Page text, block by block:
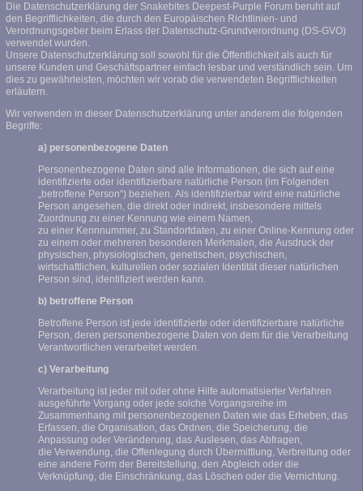
Die Datenschutzerklärung der Snakebites Deepest-Purple Forum beruht auf
den Begrifflichkeiten, die durch den Europäischen Richtlinien- und
Verordnungsgeber beim Erlass der Datenschutz-Grundverordnung (DS-GVO)
verwendet wurden.
Unsere Datenschutzerklärung soll sowohl für die Öffentlichkeit als auch für
unsere Kunden und Geschäftspartner einfach lesbar und verständlich sein. Um
dies zu gewährleisten, möchten wir vorab die verwendeten Begrifflichkeiten
erläutern.
Wir verwenden in dieser Datenschutzerklärung unter anderem die folgenden
Begriffe:
a) personenbezogene Daten
Personenbezogene Daten sind alle Informationen, die sich auf eine
identifizierte oder identifizierbare natürliche Person (im Folgenden
„betroffene Person“) beziehen. Als identifizierbar wird eine natürliche
Person angesehen, die direkt oder indirekt, insbesondere mittels
Zuordnung zu einer Kennung wie einem Namen,
zu einer Kennnummer, zu Standortdaten, zu einer Online-Kennung oder
zu einem oder mehreren besonderen Merkmalen, die Ausdruck der
physischen, physiologischen, genetischen, psychischen,
wirtschaftlichen, kulturellen oder sozialen Identität dieser natürlichen
Person sind, identifiziert werden kann.
b) betroffene Person
Betroffene Person ist jede identifizierte oder identifizierbare natürliche
Person, deren personenbezogene Daten von dem für die Verarbeitung
Verantwortlichen verarbeitet werden.
c) Verarbeitung
Verarbeitung ist jeder mit oder ohne Hilfe automatisierter Verfahren
ausgeführte Vorgang oder jede solche Vorgangsreihe im
Zusammenhang mit personenbezogenen Daten wie das Erheben, das
Erfassen, die Organisation, das Ordnen, die Speicherung, die
Anpassung oder Veränderung, das Auslesen, das Abfragen,
die Verwendung, die Offenlegung durch Übermittlung, Verbreitung oder
eine andere Form der Bereitstellung, den Abgleich oder die
Verknüpfung, die Einschränkung, das Löschen oder die Vernichtung.